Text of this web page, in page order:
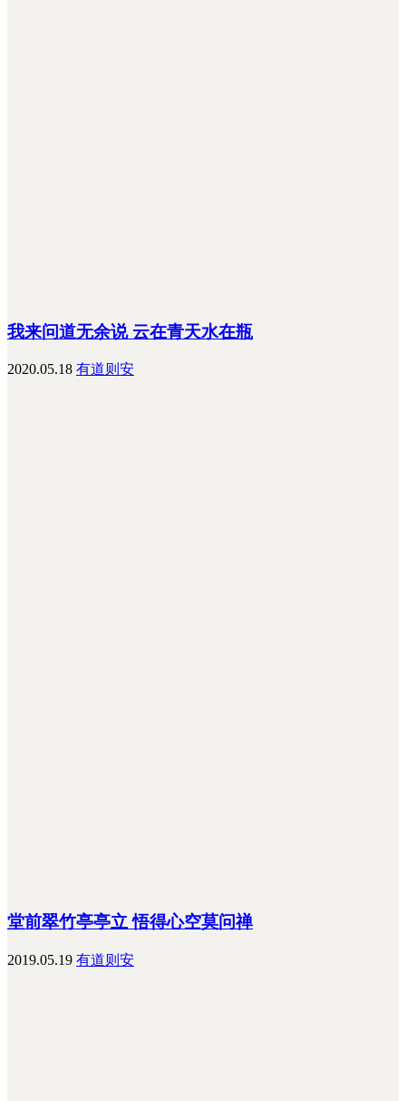
我来问道无余说 云在青天水在瓶
2020.05.18 有道则安
堂前翠竹亭亭立 悟得心空莫问禅
2019.05.19 有道则安